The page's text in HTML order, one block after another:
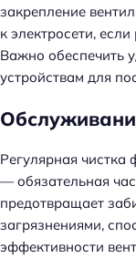
закрепление
к электросети,
Важно обеспечить
устройствам для
Регулярная чистка
— обязательная
предотвращает
загрязнениями,
эффективности